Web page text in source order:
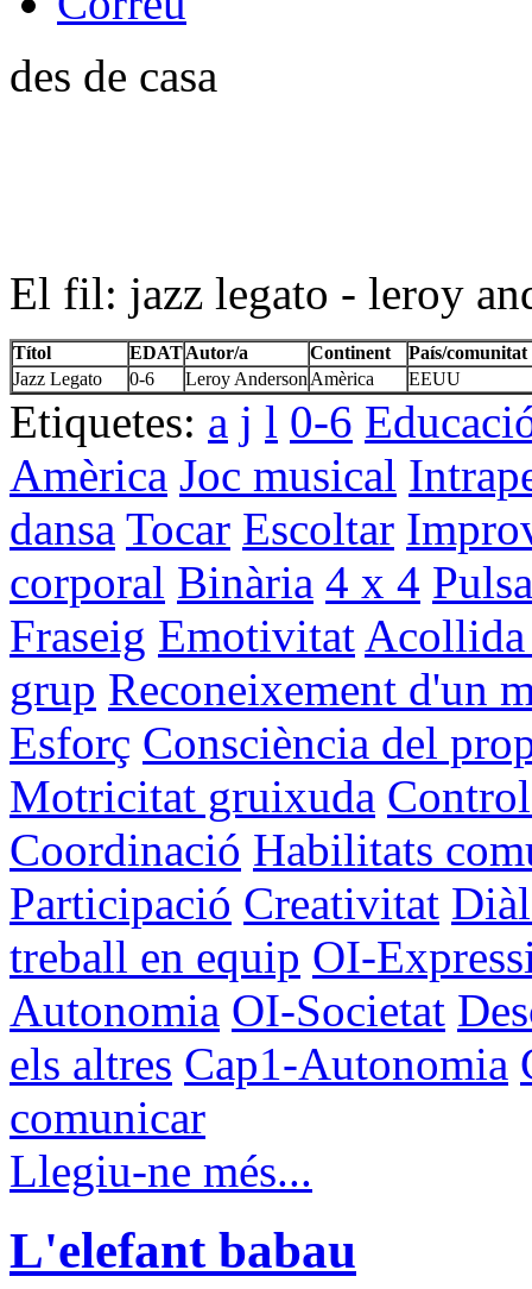
des de casa
El fil: jazz legato - leroy
Títol EDATAutor/a Continent
País/comunitat
Jazz Legato
0-6 Leroy Anderson Amèrica EEUU
Etiquetes: a j l 0-6
Amèrica Joc musical
dansa Tocar Escoltar
corporal Binària 4 x 4
Fraseig Emotivitat Acollida
grup Reconeixement d'un
Esforç Consciència del
Motricitat gruixuda
Coordinació Habilitats
Participació Creativitat
treball en equip OI-
Autonomia OI-Societat
els altres Cap1-Autonomia
comunicar
Llegiu-ne més...
L'elefant babau